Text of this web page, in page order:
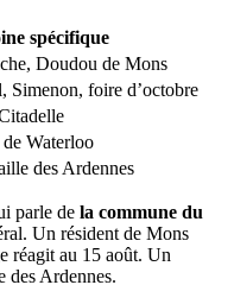
spécifique
Doudou de Mons
Simenon, foire d’octobre
Waterloo
des Ardennes
parle de la commune du
Un résident de Mons
réagit au 15 août. Un
des Ardennes.